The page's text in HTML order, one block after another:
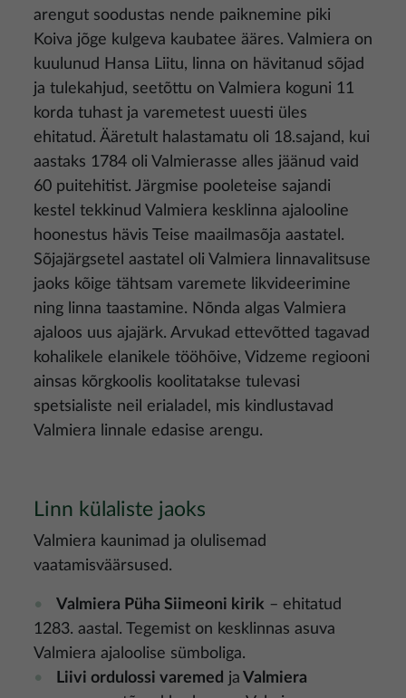
arengut soodustas nende paiknemine piki
Koiva jõge kulgeva kaubatee ääres. Valmiera on
kuulunud Hansa Liitu, linna on hävitanud sõjad
ja tulekahjud, seetõttu on Valmiera koguni 11
korda tuhast ja varemetest uuesti üles
ehitatud. Ääretult halastamatu oli 18.sajand, kui
aastaks 1784 oli Valmierasse alles jäänud vaid
60 puitehitist. Järgmise pooleteise sajandi
kestel tekkinud Valmiera kesklinna ajalooline
hoonestus hävis Teise maailmasõja aastatel.
Sõjajärgsetel aastatel oli Valmiera linnavalitsuse
jaoks kõige tähtsam varemete likvideerimine
ning linna taastamine. Nõnda algas Valmiera
ajaloos uus ajajärk. Arvukad ettevõtted tagavad
kohalikele elanikele tööhõive, Vidzeme regiooni
ainsas kõrgkoolis koolitatakse tulevasi
spetsialiste neil erialadel, mis kindlustavad
Valmiera linnale edasise arengu.
Linn külaliste jaoks
Valmiera kaunimad ja olulisemad
vaatamisväärsused.
Valmiera Püha Siimeoni kirik – ehitatud
1283. aastal. Tegemist on kesklinnas asuva
Valmiera ajaloolise sümboliga.
Liivi ordulossi varemed ja Valmiera